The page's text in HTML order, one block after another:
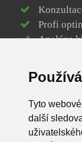
Tyto
další
Profi
Analýza
Efektivní
SSL